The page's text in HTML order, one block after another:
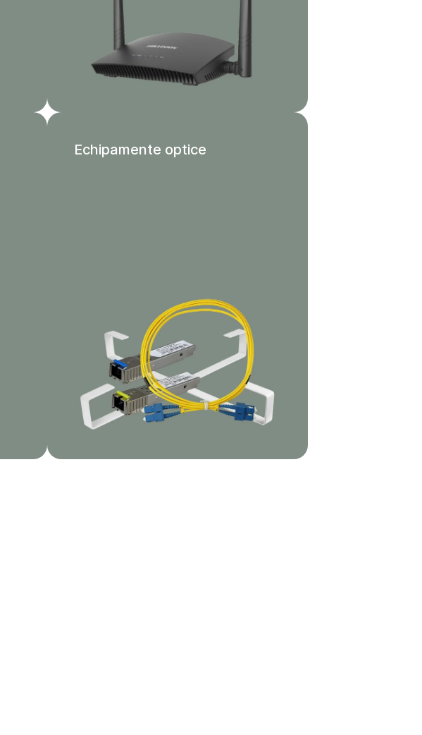
Echipamente optice